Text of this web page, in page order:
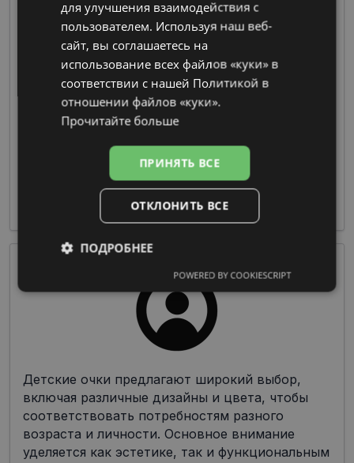
Очки из пластмассы предлагают широкие
возможности по цветовой гамме и дизайну
при изготовлении оправы, что делает их
чрезвычайно популярными среди дизайнеров
и производителей.
Детские очки предлагают широкий выбор,
включая различные дизайны и цвета, чтобы
соответствовать потребностям разного
возраста и личности. Основное внимание
уделяется как эстетике, так и функциональным
для улучшения взаимодействия с
пользователем. Используя наш веб-
сайт, вы соглашаетесь на
использование всех файлов «куки» в
соответствии с нашей Политикой в ​​
отношении файлов «куки».
Прочитайте больше
ПРИНЯТЬ ВСЕ
ОТКЛОНИТЬ ВСЕ
ПОДРОБНЕЕ
Аналитические
Функциональные
Неклассифицированные
POWERED BY COOKIESCRIPT